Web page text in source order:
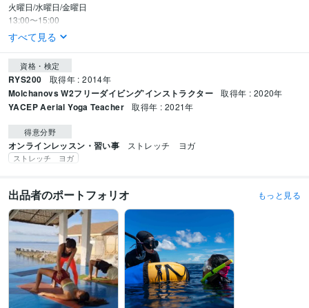
火曜日/水曜日/金曜日
13:00〜15:00
すべて見る
資格・検定
RYS200 取得年 : 2014年
Molchanovs W2フリーダイビング’インストラクター 取得年 : 2020年
YACEP Aerial Yoga Teacher 取得年 : 2021年
得意分野
オンラインレッスン・習い事 ストレッチ　ヨガ
ストレッチ ヨガ
出品者のポートフォリオ もっと見る